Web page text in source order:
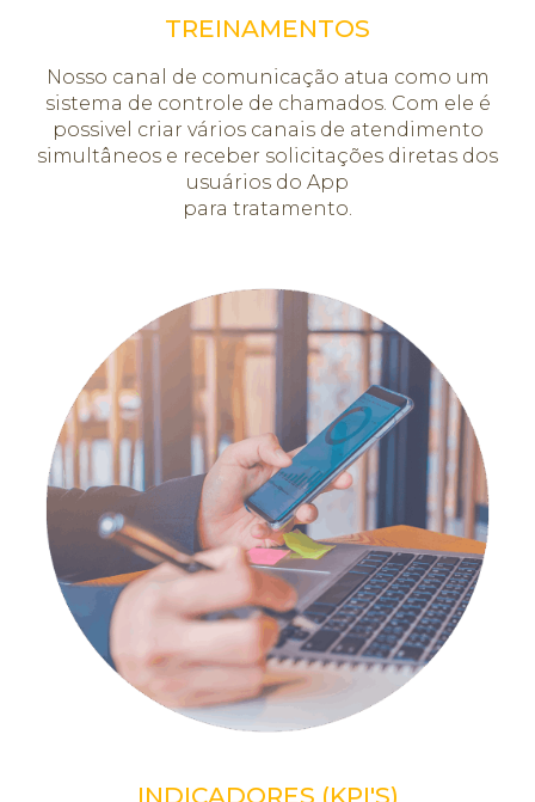
TREINAMENTOS
Nosso canal de comunicação atua como um
sistema de controle de chamados. Com ele é
possivel criar vários canais de atendimento
simultâneos e receber solicitações diretas dos
usuários do App
para tratamento.
INDICADORES (KPI'S)